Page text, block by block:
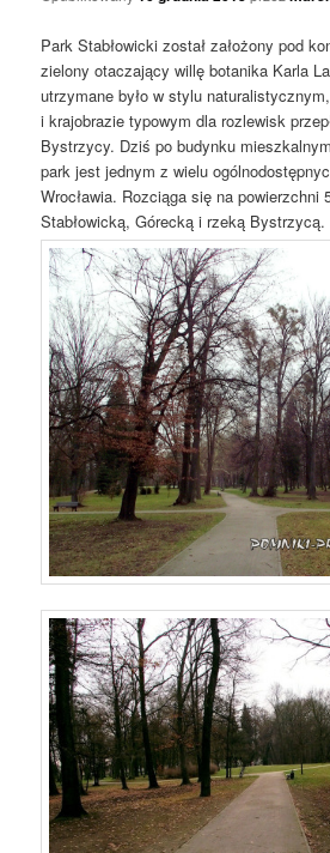
Park Stabłowicki został założony pod
zielony otaczający willę botanika Karla
utrzymane było w stylu
i krajobrazie typowym dla rozlewisk
Bystrzycy. Dziś po budynku
park jest jednym z wielu
Wrocławia. Rozciąga się na powierzchni
Stabłowicką, Górecką i rzeką Bystrzycą.